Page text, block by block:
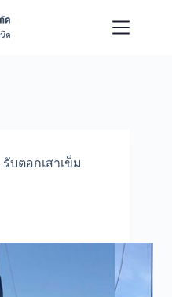
รับตอกเสาเข็ม